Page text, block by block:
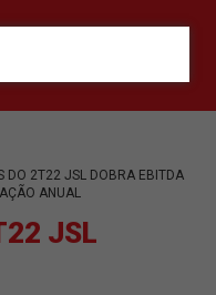
DO 2T22 JSL DOBRA EBITDA
ANUAL
JSL